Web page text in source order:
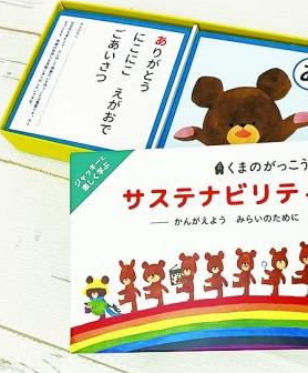
ッキーズ！
っこう しょくいんしつ
っこう 家庭科部